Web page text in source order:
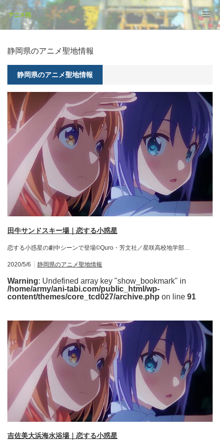
静岡県のアニメ聖地情報
静岡県のアニメ聖地情報
田牛サンドスキー場｜恋する小惑星
恋する小惑星の劇中シーンで登場©Quro・芳文社／星咲高校地学部…
2020/5/6 静岡県のアニメ聖地情報
Warning: Undefined array key "show_bookmark" in
/home/army/ani-tabi.com/public_html/wp-
content/themes/core_tcd027/archive.php on line 91
吉佐美大浜海水浴場｜恋する小惑星